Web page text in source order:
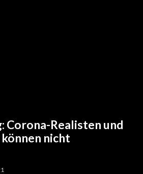
Corona-Realisten und
nicht